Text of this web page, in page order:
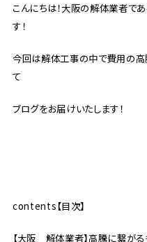
こんにちは！大阪の解体業者で
す！
今回は解体工事の中で費用の
て
ブログをお届けいたします！
contents【目次】
【大阪 解体業者】高騰に繋がる